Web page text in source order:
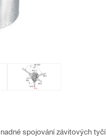
spojování závitových tyčí